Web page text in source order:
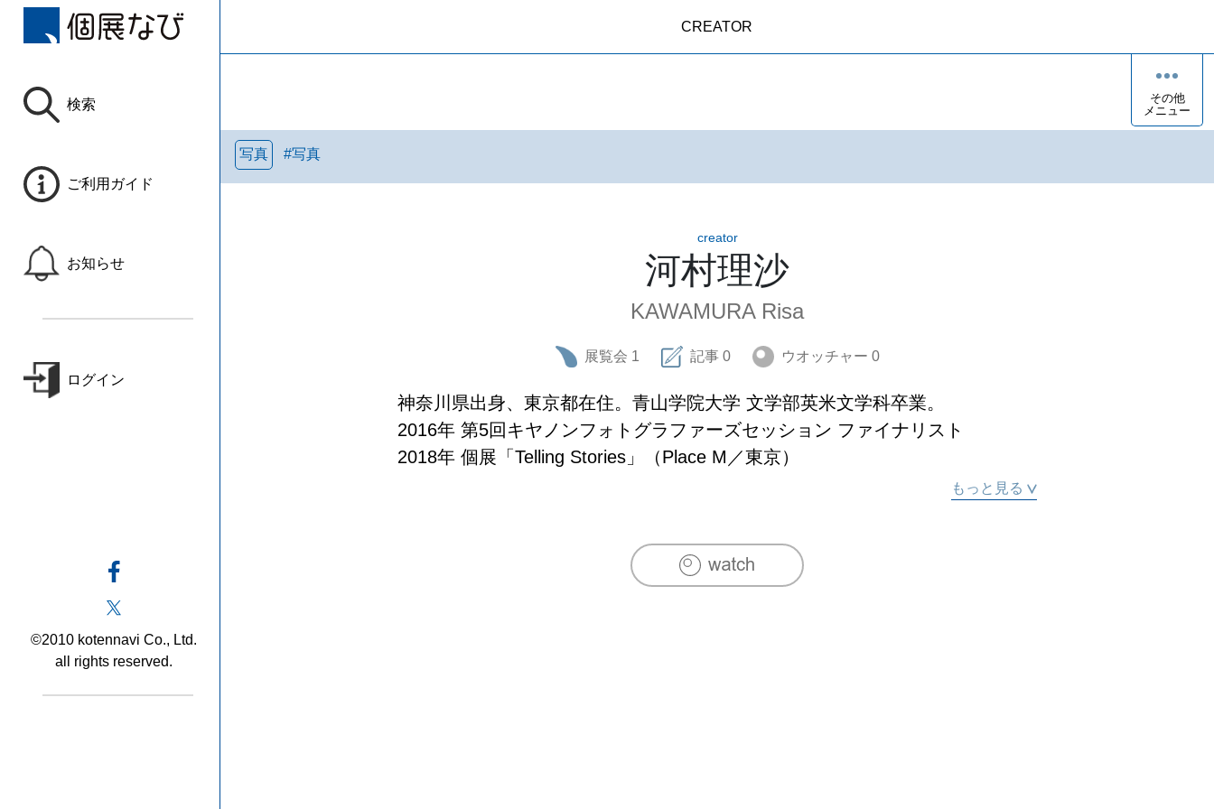
検索
ご利用ガイド
お知らせ
ログイン
©2010 kotennavi Co., Ltd.
all rights reserved.
CREATOR
その他
メニュー
写真 #写真
creator
河村理沙
KAWAMURA Risa
展覧会 1 記事 0 ウオッチャー 0
神奈川県出身、東京都在住。青山学院大学 文学部英米文学科卒業。
2016年 第5回キヤノンフォトグラファーズセッション ファイナリスト
2018年 個展「Telling Stories」（Place M／東京）
もっと見る